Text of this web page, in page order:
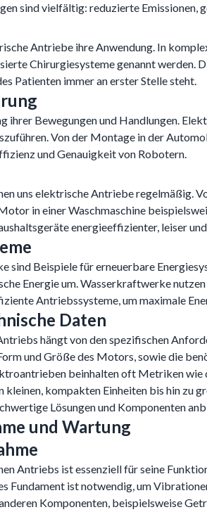
sind vielfältig: reduzierte
Antriebe ihre Anwendung. In
Chirurgiesysteme genannt werden.
Patienten immer an erster Stelle steht.
ihrer Bewegungen und Handlungen.
Von der Montage in der
und Genauigkeit von Robotern.
uns elektrische Antriebe regelmäßig.
in einer Waschmaschine
energieeffizienter, leiser
sind Beispiele für erneuerbare
Energie um. Wasserkraftwerke
Antriebssysteme, um maximale
Daten
hängt von den spezifischen
und Größe des Motors, sowie die
beinhalten oft Metriken
kompakten Einheiten bis hin zu
Lösungen und Komponenten
und Wartung
Antriebs ist essenziell für seine
Fundament ist notwendig, um
Komponenten, beispielsweise